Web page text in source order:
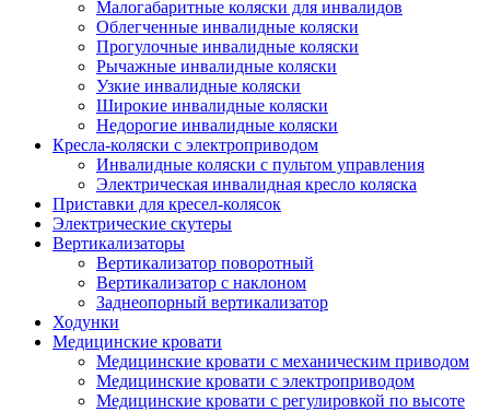
Малогабаритные коляски для инвалидов
Облегченные инвалидные коляски
Прогулочные инвалидные коляски
Рычажные инвалидные коляски
Узкие инвалидные коляски
Широкие инвалидные коляски
Недорогие инвалидные коляски
Кресла-коляски с электроприводом
Инвалидные коляски с пультом управления
Электрическая инвалидная кресло коляска
Приставки для кресел-колясок
Электрические скутеры
Вертикализаторы
Вертикализатор поворотный
Вертикализатор с наклоном
Заднеопорный вертикализатор
Ходунки
Медицинские кровати
Медицинские кровати с механическим приводом
Медицинские кровати с электроприводом
Медицинские кровати с регулировкой по высоте